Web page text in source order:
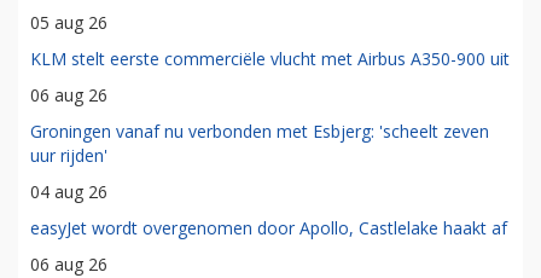
05 aug 26
KLM stelt eerste commerciële vlucht met Airbus A350-900 uit
06 aug 26
Groningen vanaf nu verbonden met Esbjerg: 'scheelt zeven
uur rijden'
04 aug 26
easyJet wordt overgenomen door Apollo, Castlelake haakt af
06 aug 26